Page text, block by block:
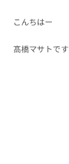
こんちはー
髙橋マサトです